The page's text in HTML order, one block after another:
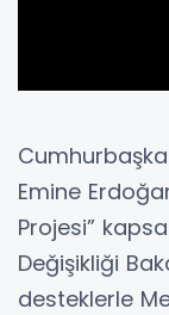
Emine
Projesi”
Değişikliği
desteklerle